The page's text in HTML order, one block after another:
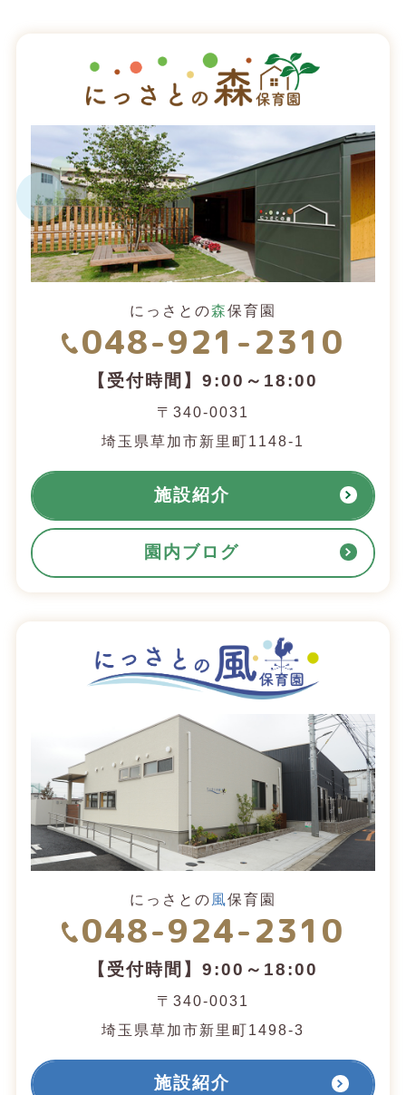
にっさとの森保育園
048-921-2310
【受付時間】9:00～18:00
〒340-0031
埼玉県草加市新里町1148-1
施設紹介
園内ブログ
にっさとの 風保育園
048-924-2310
【受付時間】9:00～18:00
〒340-0031
埼玉県草加市新里町1498-3
施設紹介